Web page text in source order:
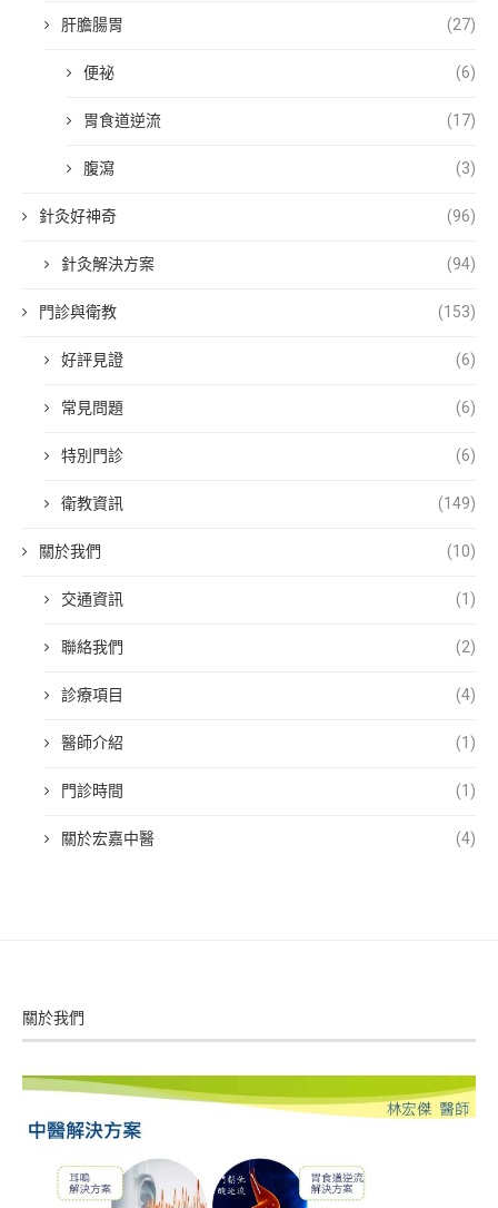
肝膽腸胃 (27)
便祕 (6)
胃食道逆流 (17)
腹瀉 (3)
針灸好神奇 (96)
針灸解決方案 (94)
門診與衛教 (153)
好評見證 (6)
常見問題 (6)
特別門診 (6)
衛教資訊 (149)
關於我們 (10)
交通資訊 (1)
聯絡我們 (2)
診療項目 (4)
醫師介紹 (1)
門診時間 (1)
關於宏嘉中醫 (4)
關於我們